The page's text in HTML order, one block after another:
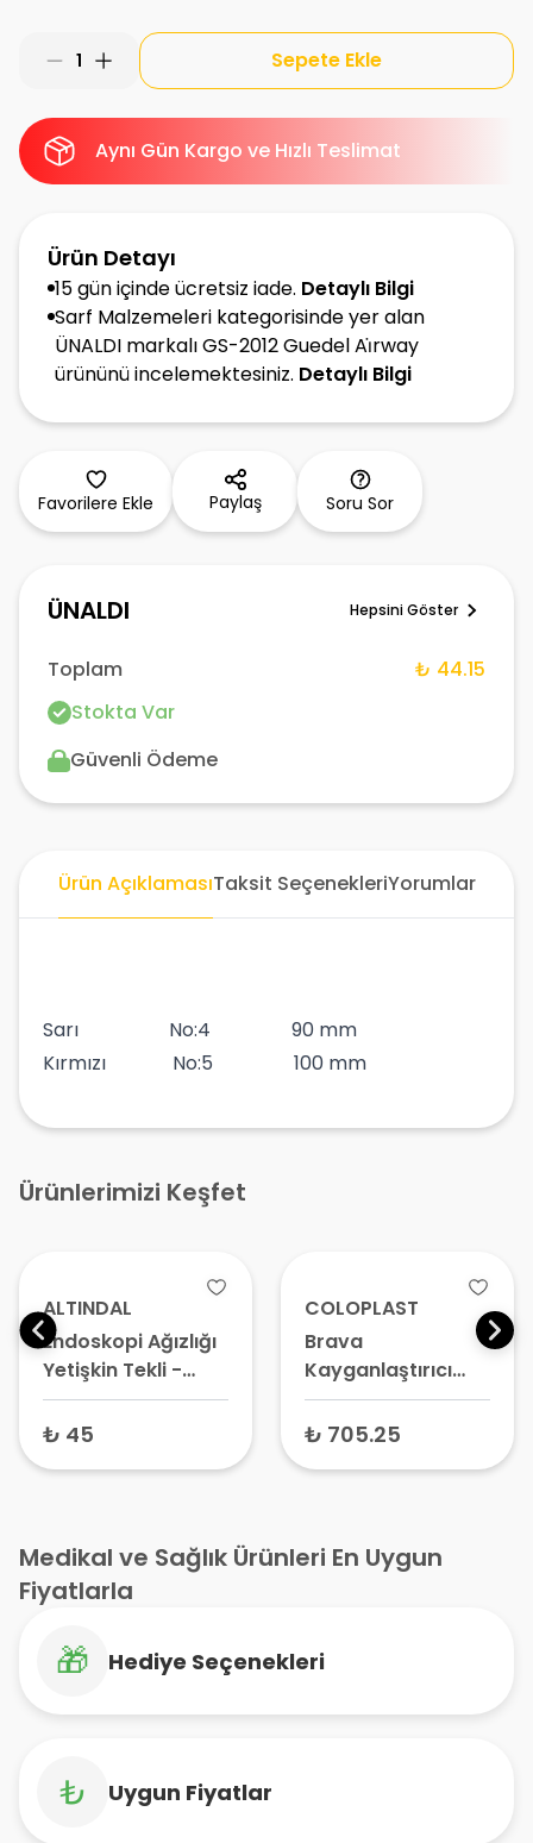
1 Sepete Ekle
Aynı Gün Kargo ve Hızlı Teslimat
Ürün Detayı
15 gün içinde ücretsiz iade. Detaylı Bilgi
Sarf Malzemeleri kategorisinde yer alan
ÜNALDI markalı GS-2012 Guedel Ai̇rway
ürününü incelemektesiniz. Detaylı Bilgi
Favorilere Ekle Paylaş Soru Sor
ÜNALDI Hepsini Göster
Toplam
₺ 44.15
Stokta Var
Güvenli Ödeme
Ürün AçıklamasıTaksit SeçenekleriYorumlar
Sarı No:4 90 mm
Kırmızı No:5 100 mm
Ürünlerimizi Keşfet
ALTINDAL
Endoskopi Ağızlığı
Yetişkin Tekli -
Standart Ağızlık
Diş Koruma
₺ 45
COLOPLAST
Brava
Kayganlaştırıcı
Deodorant 240 ml
– Ostomi Torbası
₺ 705.25
Medikal ve Sağlık Ürünleri En Uygun
Fiyatlarla
🎁 Hediye Seçenekleri
₺ Uygun Fiyatlar